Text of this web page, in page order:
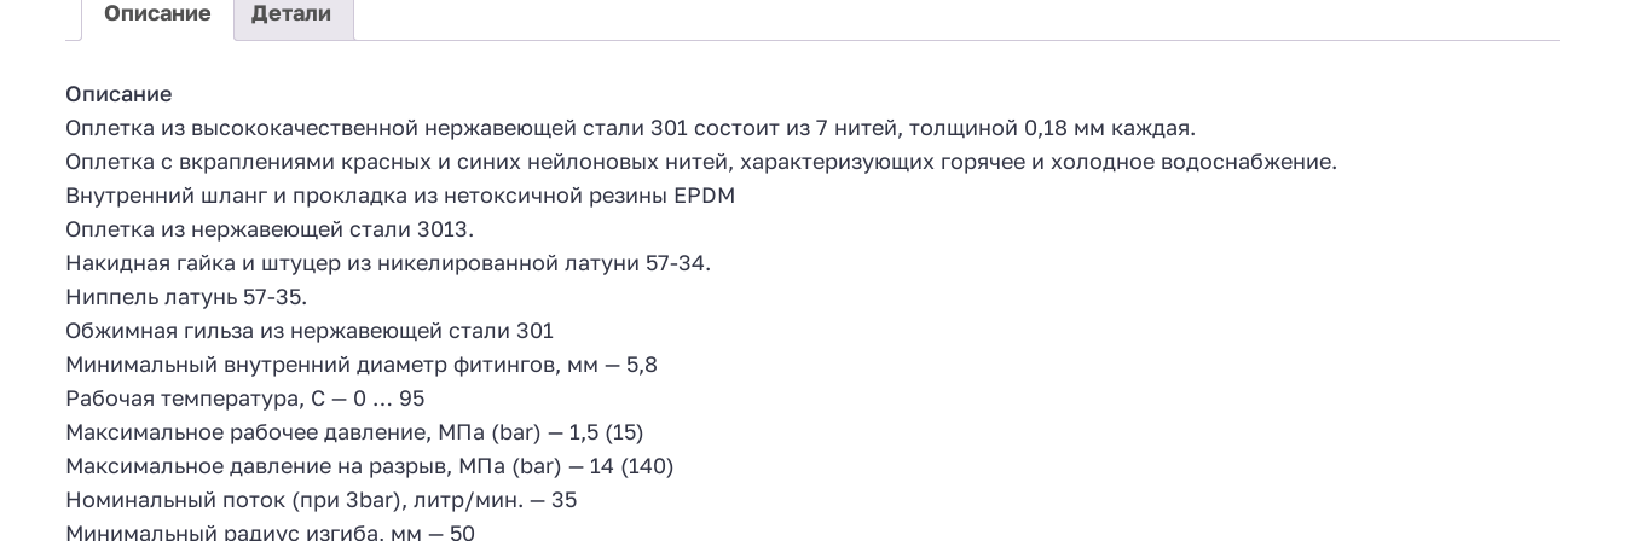
Описание Детали
Описание
Оплетка из высококачественной нержавеющей стали 301 состоит из 7 нитей, толщиной 0,18 мм каждая.
Оплетка с вкраплениями красных и синих нейлоновых нитей, характеризующих горячее и холодное водоснабжение.
Внутренний шланг и прокладка из нетоксичной резины EPDM
Оплетка из нержавеющей стали 3013.
Накидная гайка и штуцер из никелированной латуни 57-34.
Ниппель латунь 57-35.
Обжимная гильза из нержавеющей стали 301
Минимальный внутренний диаметр фитингов, мм — 5,8
Рабочая температура, С — 0 … 95
Максимальное рабочее давление, МПа (bar) — 1,5 (15)
Максимальное давление на разрыв, МПа (bar) — 14 (140)
Номинальный поток (при 3bar), литр/мин. — 35
Минимальный радиус изгиба, мм — 50